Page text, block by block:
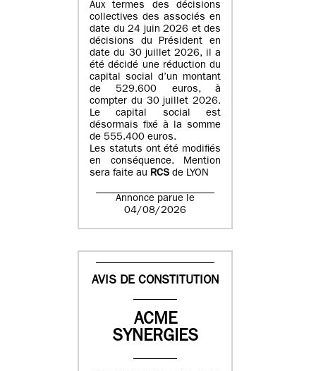
Aux termes des décisions
collectives des associés en
date du 24 juin 2026 et des
décisions du Président en
date du 30 juillet 2026, il a
été décidé une réduction du
capital social d’un montant
de 529.600 euros, à
compter du 30 juillet 2026.
Le capital social est
désormais fixé à la somme
de 555.400 euros.
Les statuts ont été modifiés
en conséquence. Mention
sera faite au RCS de LYON
Annonce parue le
04/08/2026
AVIS DE CONSTITUTION
ACME
SYNERGIES